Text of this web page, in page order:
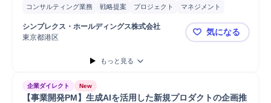
コンサルティング業務 戦略提案 プロジェクト
マネジメント
開発プロジェクト
システム設計
システム開発
シンプレクス・ホールディングス株式会社
東京都港区
金融DXを
気になる
もっと見る
企業ダイレクト New
【事業開発PM】生成AIを活用した新規プロダクトの企画推